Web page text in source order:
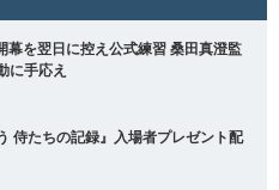
幕を翌日に控え公式練習 桑田真澄監
に手応え
侍たちの記録』入場者プレゼント配